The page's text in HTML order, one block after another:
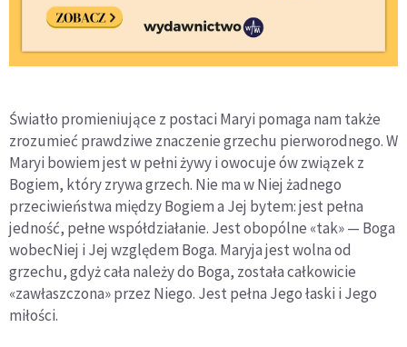
Światło promieniujące z postaci Maryi pomaga nam także
zrozumieć prawdziwe znaczenie grzechu pierworodnego. W
Maryi bowiem jest w pełni żywy i owocuje ów związek z
Bogiem, który zrywa grzech. Nie ma w Niej żadnego
przeciwieństwa między Bogiem a Jej bytem: jest pełna
jedność, pełne współdziałanie. Jest obopólne «tak» — Boga
wobecNiej i Jej względem Boga. Maryja jest wolna od
grzechu, gdyż cała należy do Boga, została całkowicie
«zawłaszczona» przez Niego. Jest pełna Jego łaski i Jego
miłości.